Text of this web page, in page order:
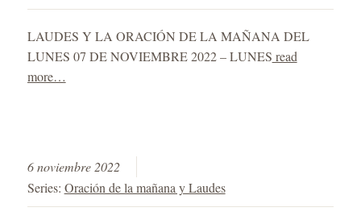
LAUDES Y LA ORACIÓN DE LA MAÑANA DEL
LUNES 07 DE NOVIEMBRE 2022 – LUNES read
more…
6 noviembre 2022
Series: Oración de la mañana y Laudes